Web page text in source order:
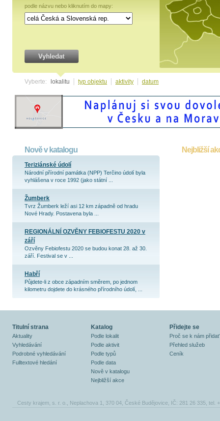
podle názvu nebo kliknutím do mapy:
Vyberte: lokalitu typ objektu aktivity datum
Nově v katalogu
Teriziánské údolí
Národní přírodní památka (NPP) Terčino údolí byla
vyhlášena v roce 1992 (jako státní ...
Žumberk
Tvrz Žumberk leží asi 12 km západně od hradu
Nové Hrady. Postavena byla ...
REGIONÁLNÍ OZVĚNY FEBIOFESTU 2020 v
září
Ozvěny Febiofestu 2020 se budou konat 28. až 30.
září. Festival se v ...
Habří
Půjdete-li z obce západním směrem, po jednom
kilometru dojdete do krásného přírodního údolí, ...
Nejbližší
Titulní strana
Aktuality
Vyhledávání
Podrobné vyhledávání
Fulltextové hledání
Katalog
Podle lokalit
Podle aktivit
Podle typů
Podle data
Nově v katalogu
Nejbližší akce
Přidejte se
Proč se k nám
Přehled služeb
Ceník
Cesty krajem, s. r. o., Neplachova 1, 370 04, České Budějovice, IČ: 281 26 335, tel.